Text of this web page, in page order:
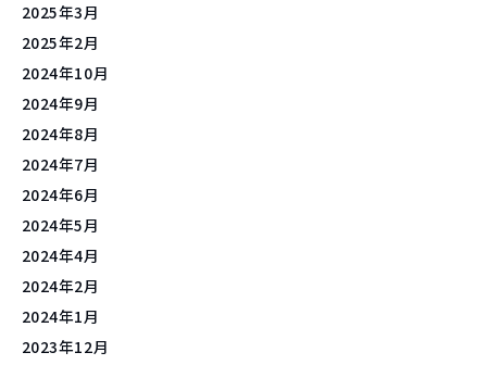
2025年3月
2025年2月
2024年10月
2024年9月
2024年8月
2024年7月
2024年6月
2024年5月
2024年4月
2024年2月
2024年1月
2023年12月